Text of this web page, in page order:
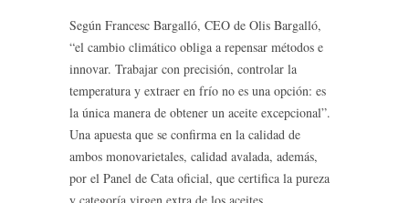
Según Francesc Bargalló, CEO de Olis Bargalló,
“el cambio climático obliga a repensar métodos e
innovar. Trabajar con precisión, controlar la
temperatura y extraer en frío no es una opción: es
la única manera de obtener un aceite excepcional”.
Una apuesta que se confirma en la calidad de
ambos monovarietales, calidad avalada, además,
por el Panel de Cata oficial, que certifica la pureza
y categoría virgen extra de los aceites.